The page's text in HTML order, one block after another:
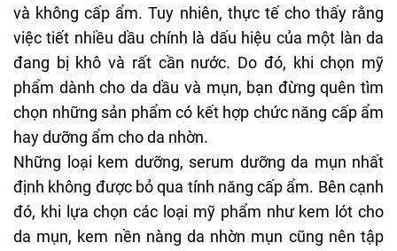
và không cấp ẩm. Tuy nhiên, thực tế cho thấy rằng
việc tiết nhiều dầu chính là dấu hiệu của một làn da
đang bị khô và rất cần nước. Do đó, khi chọn mỹ
phẩm dành cho da dầu và mụn, bạn đừng quên tìm
chọn những sản phẩm có kết hợp chức năng cấp ẩm
hay dưỡng ẩm cho da nhờn.
Những loại kem dưỡng, serum dưỡng da mụn nhất
định không được bỏ qua tính năng cấp ẩm. Bên cạnh
đó, khi lựa chọn các loại mỹ phẩm như kem lót cho
da mụn, kem nền nàng da nhờn mụn cũng nên tập